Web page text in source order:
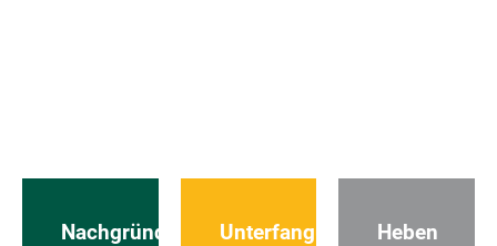
Nachgründung Unterfangungen
Heben